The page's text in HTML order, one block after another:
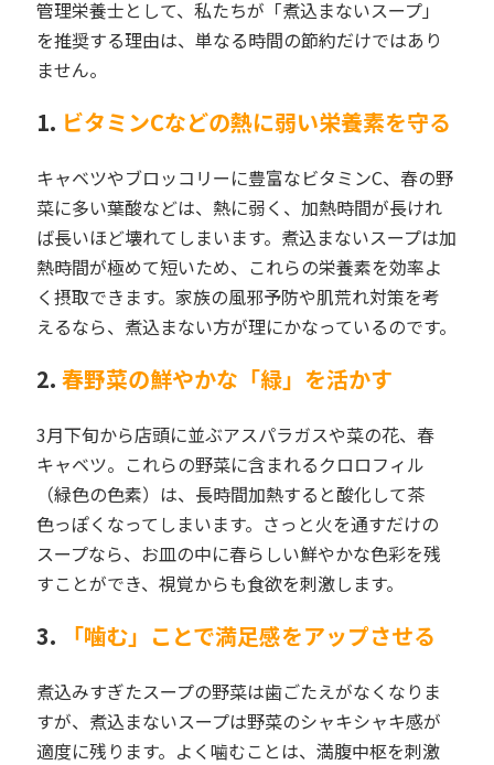
管理栄養士として、私たちが「煮込まないスープ」
を推奨する理由は、単なる時間の節約だけではあり
ません。
1. ビタミンCなどの熱に弱い栄養素を守る
キャベツやブロッコリーに豊富なビタミンC、春の野
菜に多い葉酸などは、熱に弱く、加熱時間が長けれ
ば長いほど壊れてしまいます。煮込まないスープは加
熱時間が極めて短いため、これらの栄養素を効率よ
く摂取できます。家族の風邪予防や肌荒れ対策を考
えるなら、煮込まない方が理にかなっているのです。
2.春野菜の鮮やかな「緑」を活かす
3月下旬から店頭に並ぶアスパラガスや菜の花、春
キャベツ。これらの野菜に含まれるクロロフィル
（緑色の色素）は、長時間加熱すると酸化して茶
色っぽくなってしまいます。さっと火を通すだけの
スープなら、お皿の中に春らしい鮮やかな色彩を残
すことができ、視覚からも食欲を刺激します。
3. 「噛む」ことで満足感をアップさせる
煮込みすぎたスープの野菜は歯ごたえがなくなりま
すが、煮込まないスープは野菜のシャキシャキ感が
適度に残ります。よく噛むことは、満腹中枢を刺激